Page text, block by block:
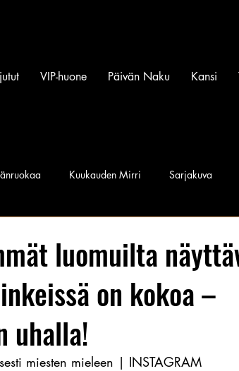
VIP-huone Päivän Naku Kansi
Kuukauden Mirri Sarjakuva
Mallit Penkkiurheilu Annie Mål
luomuilta
on kokoa –
uhalla!
miesten mieleen | INSTAGRAM